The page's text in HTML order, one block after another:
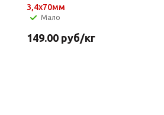
3,4х70мм
Мало
149.00 руб/кг